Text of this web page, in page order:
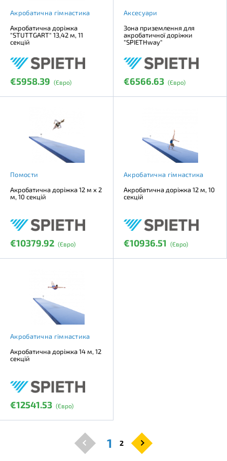
Акробатична гімнастика
Акробатична доріжка
"STUTTGART" 13,42 м, 11
секцій
€5958.39 (Євро)
Аксесуари
Зона приземлення для
акробатичної доріжки
"SPIETHway"
€6566.63 (Євро)
Помости
Акробатична доріжка 12 м х 2
м, 10 секцій
€10379.92 (Євро)
Акробатична гімнастика
Акробатична доріжка 12 м, 10
секцій
€10936.51 (Євро)
Акробатична гімнастика
Акробатична доріжка 14 м, 12
секцій
€12541.53 (Євро)
1 2